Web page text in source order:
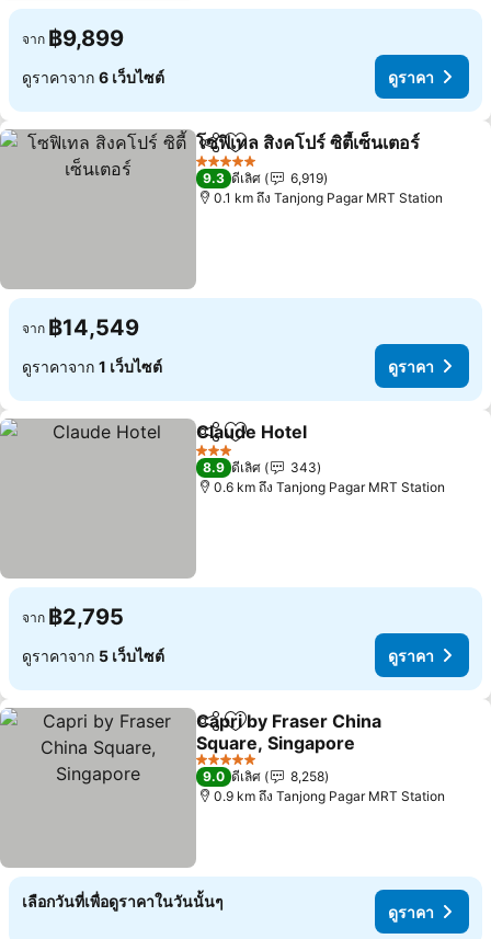
จาก ฿9,899
ดูราคาจาก 6 เว็บไซต์ ดูราคา
แชร์ เพิ่มในรายการโปรด
โซฟิเทล สิงคโปร์ ซิตี้เซ็นเตอร์
5 ดาว
9.3 ดีเลิศ
6,919
0.1 km ถึง Tanjong Pagar MRT Station
จาก ฿14,549
ดูราคาจาก 1 เว็บไซต์ ดูราคา
แชร์ เพิ่มในรายการโปรด
Claude Hotel
3 ดาว
8.9 ดีเลิศ
343
0.6 km ถึง Tanjong Pagar MRT Station
จาก ฿2,795
ดูราคาจาก 5 เว็บไซต์ ดูราคา
แชร์ เพิ่มในรายการโปรด
Capri by Fraser China
Square, Singapore
5 ดาว
9.0 ดีเลิศ
8,258
0.9 km ถึง Tanjong Pagar MRT Station
เลือกวันที่เพื่อดูราคาในวันนั้นๆ
ดูราคา